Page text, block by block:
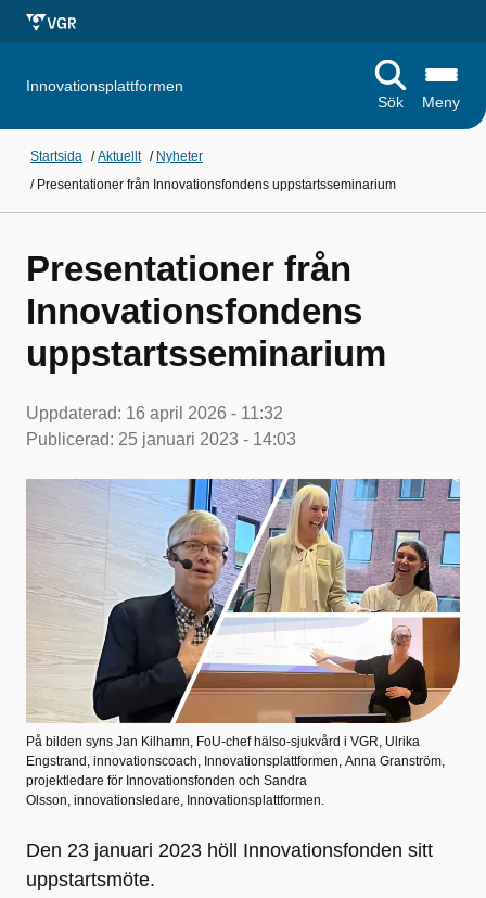
Innovationsplattformen
Sök
Meny
Startsida /Aktuellt / Nyheter
/ Presentationer från Innovationsfondens uppstartsseminarium
Presentationer från
Innovationsfondens
uppstartsseminarium
Uppdaterad: 16 april 2026 - 11:32
Publicerad: 25 januari 2023 - 14:03
På bilden syns Jan Kilhamn, FoU-chef hälso-sjukvård i VGR, Ulrika
Engstrand, innovationscoach, Innovationsplattformen, Anna Granström,
projektledare för Innovationsfonden och Sandra
Olsson, innovationsledare, Innovationsplattformen.
Den 23 januari 2023 höll Innovationsfonden sitt
uppstartsmöte.